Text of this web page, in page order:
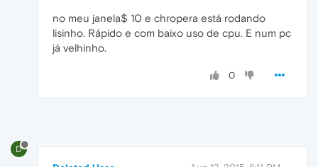
no meu janela$ 10 e chropera está rodando
lisinho. Rápido e com baixo uso de cpu. E num pc
já velhinho.
0
D